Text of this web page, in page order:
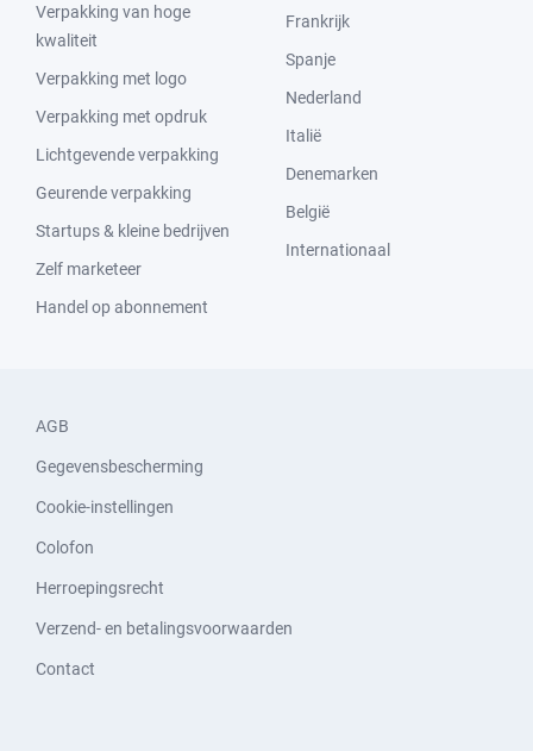
Verpakking van hoge
kwaliteit
Verpakking met logo
Verpakking met opdruk
Lichtgevende verpakking
Geurende verpakking
Startups & kleine bedrijven
Zelf marketeer
Handel op abonnement
Frankrijk
Spanje
Nederland
Italië
Denemarken
België
Internationaal
AGB
Gegevensbescherming
Cookie-instellingen
Colofon
Herroepingsrecht
Verzend- en betalingsvoorwaarden
Contact